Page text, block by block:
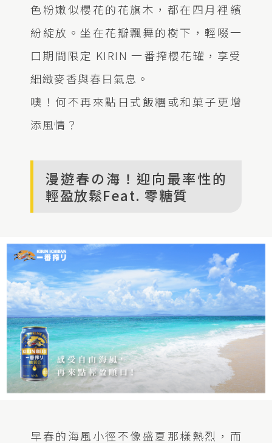
色粉嫩似櫻花的花旗木，都在四月裡繽
紛綻放。坐在花瓣飄舞的樹下，輕啜一
口期間限定 KIRIN 一番搾櫻花罐，享受
細緻麥香與春日氣息。
噢！何不再來點日式飯糰或和菓子更增
添風情？
漫遊春の海！迎向最率性的
輕盈放鬆Feat. 零糖質
早春的海風小徑不像盛夏那樣熱烈，而